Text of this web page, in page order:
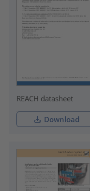
REACH datasheet
Download